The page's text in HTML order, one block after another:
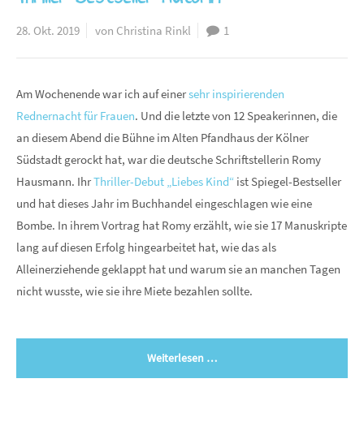
28. Okt. 2019 von Christina Rinkl 1
Am Wochenende war ich auf einersehr inspirierenden
Rednernacht für Frauen. Und die letzte von 12 Speakerinnen, die
an diesem Abend die Bühne im Alten Pfandhaus der Kölner
Südstadt gerockt hat, war die deutsche Schriftstellerin Romy
Hausmann. IhrThriller-Debut „Liebes Kind“ ist Spiegel-Bestseller
und hat dieses Jahr im Buchhandel eingeschlagen wie eine
Bombe. In ihrem Vortrag hat Romy erzählt, wie sie 17 Manuskripte
lang auf diesen Erfolg hingearbeitet hat, wie das als
Alleinerziehende geklappt hat und warum sie an manchen Tagen
nicht wusste, wie sie ihre Miete bezahlen sollte.
Weiterlesen …